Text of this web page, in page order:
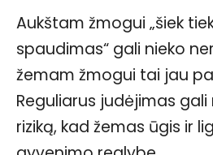
Aukštam žmogui „šiek
spaudimas“ gali nieko
žemam žmogui tai jau
Reguliarus judėjimas
riziką, kad žemas ūgis ir